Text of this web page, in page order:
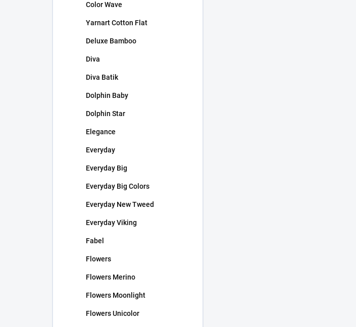
Color Wave
Yarnart Cotton Flat
Deluxe Bamboo
Diva
Diva Batik
Dolphin Baby
Dolphin Star
Elegance
Everyday
Everyday Big
Everyday Big Colors
Everyday New Tweed
Everyday Viking
Fabel
Flowers
Flowers Merino
Flowers Moonlight
Flowers Unicolor